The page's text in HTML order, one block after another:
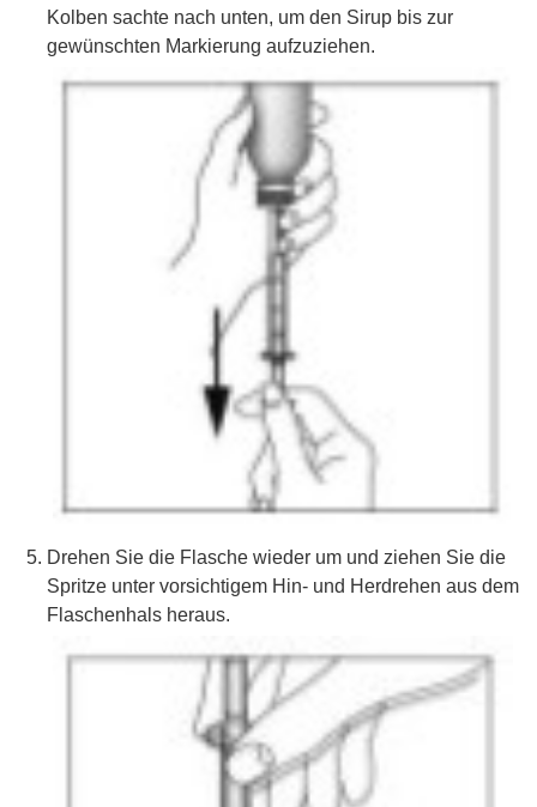
Kolben sachte nach unten, um den Sirup bis zur
gewünschten Markierung aufzuziehen.
Drehen Sie die Flasche wieder um und ziehen Sie die
Spritze unter vorsichtigem Hin- und Herdrehen aus dem
Flaschenhals heraus.